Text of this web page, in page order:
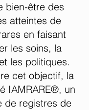
bien-être des
atteintes de
en faisant
les soins, la
les politiques.
cet objectif, la
IAMRARE®, un
de registres de